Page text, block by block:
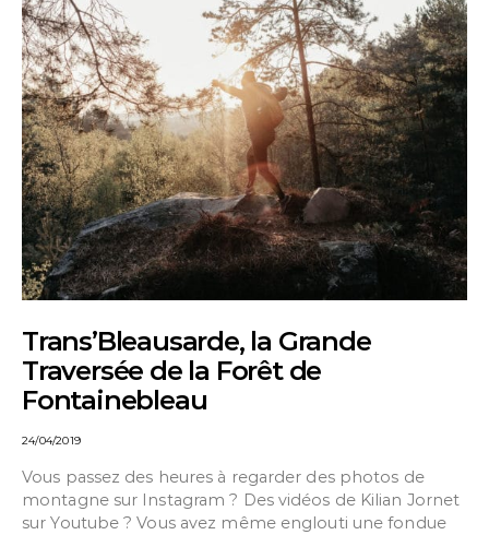
Trans’Bleausarde, la Grande
Traversée de la Forêt de
Fontainebleau
24/04/2019
Vous passez des heures à regarder des photos de
montagne sur Instagram ? Des vidéos de Kilian Jornet
sur Youtube ? Vous avez même englouti une fondue